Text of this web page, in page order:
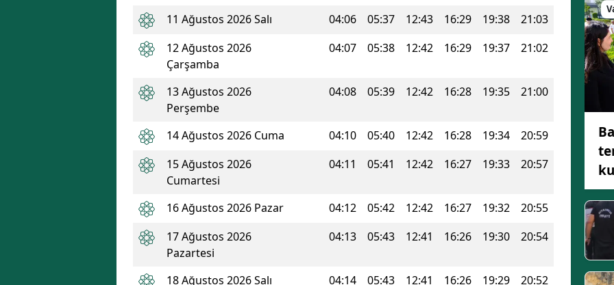
11 Ağustos 2026 Salı 04:06 05:37 12:43 16:29 19:38
21:03
12 Ağustos 2026
Çarşamba
04:07 05:38 12:42 16:29 19:37 21:02
13 Ağustos 2026
Perşembe
04:08 05:39 12:42 16:28 19:35 21:00
14 Ağustos 2026 Cuma 04:10 05:40 12:42 16:28 19:34
20:59
15 Ağustos 2026
Cumartesi
04:11 05:41 12:42 16:27 19:33 20:57
16 Ağustos 2026 Pazar 04:12 05:42 12:42 16:27 19:32
20:55
17 Ağustos 2026
Pazartesi
04:13 05:43 12:41 16:26 19:30 20:54
18 Ağustos 2026 Salı 04:14 05:43 12:41 16:26 19:29
20:52